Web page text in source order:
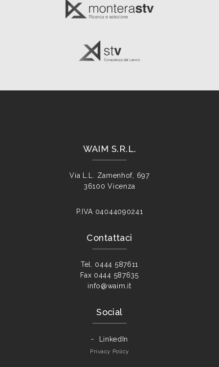
WAIM S.R.L.
Via L.L. Zamenhof, 697
36100 Vicenza
P.IVA 04044090241
Contattaci
Tel. 0444 587611
Fax 0444 587635
info@waim.it
Social
LinkedIn
Privacy Policy